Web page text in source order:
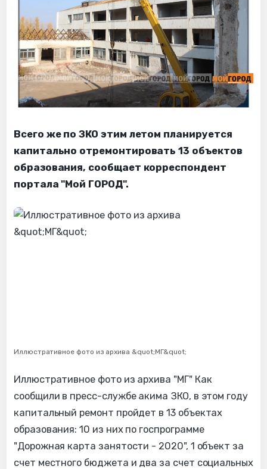
Всего же по ЗКО этим летом планируется
капитально отремонтировать 13 объектов
образования, сообщает корреспондент
портала "Мой ГОРОД".
Иллюстративное фото из архива &quot;МГ&quot;
Иллюстративное фото из архива "МГ" Как
сообщили в пресс-службе акима ЗКО, в этом году
капитальный ремонт пройдет в 13 объектах
образования: 10 из них по госпрограмме
"Дорожная карта занятости - 2020", 1 объект за
счет местного бюджета и два за счет социальных